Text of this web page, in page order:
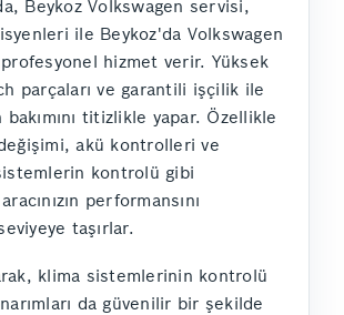
Beykoz Volkswagen servisi,
ile Beykoz'da Volkswagen
hizmet verir. Yüksek
parçaları ve garantili işçilik ile
bakımını titizlikle yapar. Özellikle
akü kontrolleri ve
kontrolü gibi
performansını
taşırlar.
klima sistemlerinin kontrolü
da güvenilir bir şekilde